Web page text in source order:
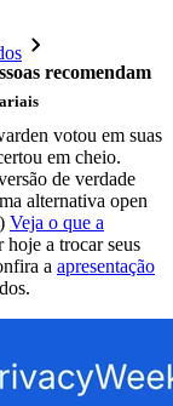
recomendam
votou em suas
em cheio.
de verdade
alternativa open
Veja o que a
a trocar seus
a apresentação